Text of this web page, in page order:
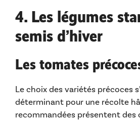
4. Les légumes
semis d’hiver
Les tomates
Le choix des variétés précoces
déterminant pour une récolte
recommandées présentent des